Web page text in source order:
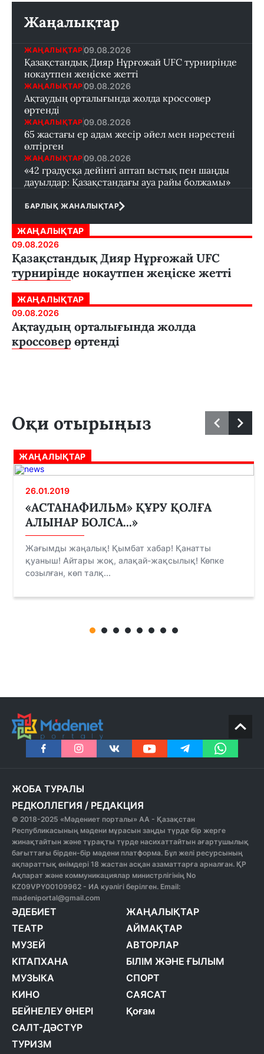
Жаңалықтар
ЖАҢАЛЫҚТАР 09.08.2026
Қазақстандық Дияр Нұрғожай UFC турнирінде
нокаутпен жеңіске жетті
ЖАҢАЛЫҚТАР 09.08.2026
Ақтаудың орталығында жолда кроссовер
өртенді
ЖАҢАЛЫҚТАР 09.08.2026
65 жастағы ер адам жесір әйел мен нәрестені
өлтірген
ЖАҢАЛЫҚТАР 09.08.2026
«42 градусқа дейінгі аптап ыстық пен шаңды
дауылдар: Қазақстандағы ауа райы болжамы»
БАРЛЫҚ ЖАНАЛЫҚТАР
ЖАҢАЛЫҚТАР
09.08.2026
Қазақстандық Дияр Нұрғожай UFC
турнирінде нокаутпен жеңіске жетті
ЖАҢАЛЫҚТАР
09.08.2026
Ақтаудың орталығында жолда
кроссовер өртенді
Оқи отырыңыз
ЖАҢАЛЫҚТАР
26.01.2019
«АСТАНАФИЛЬМ» ҚҰРУ ҚОЛҒА
АЛЫНАР БОЛСА...»
Жағымды жаңалық! Қымбат хабар! Қанатты
қуаныш! Айтары жоқ, алақай-жақсылық! Көпке
созылған, көп талқ...
ЖОБА ТУРАЛЫ
РЕДКОЛЛЕГИЯ / РЕДАКЦИЯ
© 2018-2025 «Мәдениет порталы» АА - Қазақстан
Республикасының мәдени мұрасын заңды түрде бір жерге
жинақтайтын және тұрақты түрде насихаттайтын ағартушылық
бағыттағы бірден-бір мәдени платформа. Бұл желі ресурсының
ақпараттық өнімдері 18 жастан асқан азаматтарға арналған. ҚР
Ақпарат және коммуникациялар министрлігінің No
KZ09VPY00109962 - ИА куәлігі берілген. Email:
madeniportal@gmail.com
ӘДЕБИЕТ
ТЕАТР
МУЗЕЙ
КІТАПХАНА
МУЗЫКА
КИНО
БЕЙНЕЛЕУ ӨНЕРІ
САЛТ-ДӘСТҮР
ТУРИЗМ
ЖАҢАЛЫҚТАР
АЙМАҚТАР
АВТОРЛАР
БІЛІМ ЖӘНЕ ҒЫЛЫМ
СПОРТ
САЯСАТ
Қоғам